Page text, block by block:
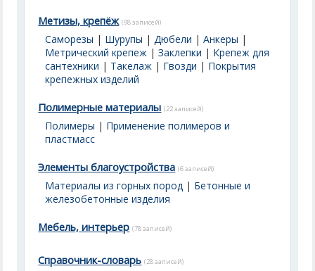
Метизы, крепёж (98 записей)
Саморезы | Шурупы |Дюбели |Анкеры |
Метрический крепеж |Заклепки | Крепеж для
сантехники | Такелаж | Гвозди | Покрытия
крепежных изделий
Полимерные материалы (22 записей)
Полимеры | Применение полимеров и
пластмасс
Элементы благоустройства (6 записей)
Материалы из горных пород | Бетонные и
железобетонные изделия
Мебель, интерьер (78 записей)
Справочник-словарь (28 записей)